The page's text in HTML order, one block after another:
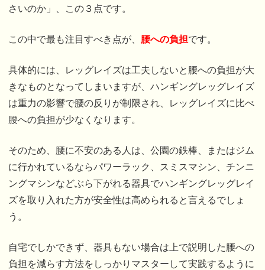
さいのか」、この３点です。
この中で最も注目すべき点が、 腰への負担です。
具体的には、レッグレイズは工夫しないと腰への負担が大
きなものとなってしまいますが、ハンギングレッグレイズ
は重力の影響で腰の反りが制限され、レッグレイズに比べ
腰への負担が少なくなります。
そのため、腰に不安のある人は、公園の鉄棒、またはジム
に行かれているならパワーラック、スミスマシン、チンニ
ングマシンなどぶら下がれる器具でハンギングレッグレイ
ズを取り入れた方が安全性は高められると言えるでしょ
う。
自宅でしかできず、器具もない場合は上で説明した腰への
負担を減らす方法をしっかりマスターして実践するように